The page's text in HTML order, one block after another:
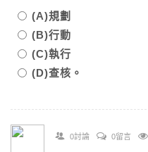
(A)規劃
(B)行動
(C)執行
(D)查核。
0討論 0留言